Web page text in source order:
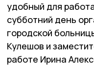
удобный для
субботний день
городской
Кулешов и
работе Ирина